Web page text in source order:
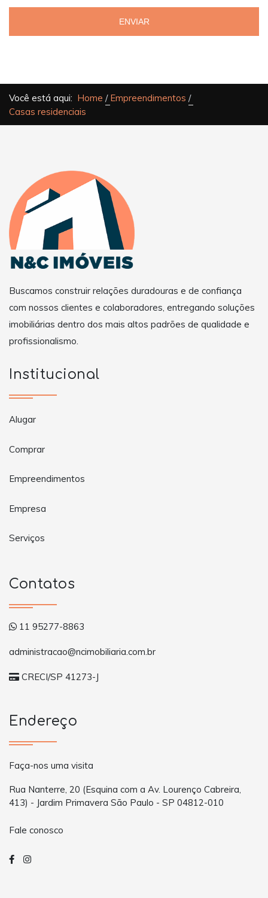
ENVIAR
Você está aqui: Home
Empreendimentos
Casas residenciais
Buscamos construir relações duradouras e de confiança
com nossos clientes e colaboradores, entregando soluções
imobiliárias dentro dos mais altos padrões de qualidade e
profissionalismo.
Institucional
Alugar
Comprar
Empreendimentos
Empresa
Serviços
Contatos
11 95277-8863
administracao@ncimobiliaria.com.br
CRECI/SP 41273-J
Endereço
Faça-nos uma visita
Rua Nanterre, 20 (Esquina com a Av. Lourenço Cabreira,
413) - Jardim Primavera São Paulo - SP 04812-010
Fale conosco